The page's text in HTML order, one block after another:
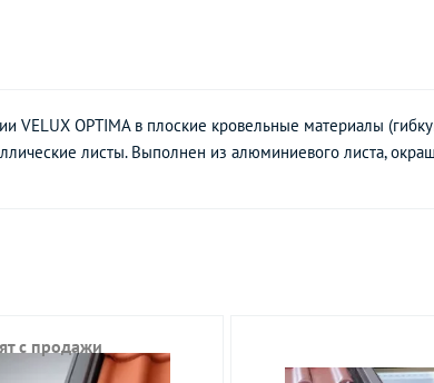
VELUX OPTIMA в плоские кровельные материалы
листы. Выполнен из алюминиевого листа,
с продажи